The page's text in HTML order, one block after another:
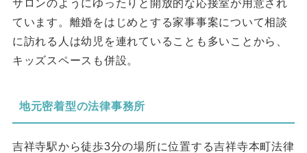
サロンのようにゆったりと開放的な応接室が用意され
ています。離婚をはじめとする家事事案について相談
に訪れる人は幼児を連れていることも多いことから、
キッズスペースも併設。
地元密着型の法律事務所
吉祥寺駅から徒歩3分の場所に位置する吉祥寺本町法律